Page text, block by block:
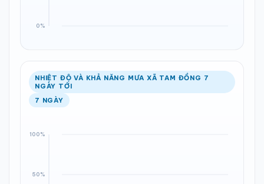
NHIỆT ĐỘ VÀ KHẢ NĂNG MƯA XÃ TAM ĐỒNG 7
NGÀY TỚI
7 NGÀY